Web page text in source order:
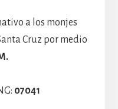
a los monjes
Cruz por medio
07041